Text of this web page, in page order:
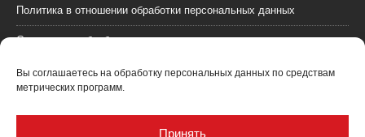
Вы соглашаетесь на обработку персональных данных по средствам
метрических программ.
Принять
Политика в отношении обработки персональных данных
Согласие на обработку персональных данных
Пользовательское соглашение (оферта)